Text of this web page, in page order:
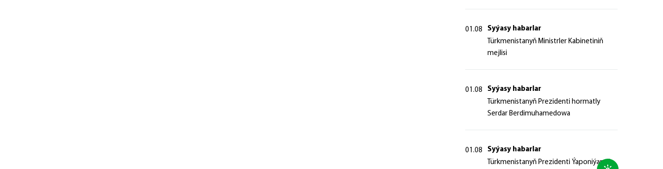
01.08
Syýasy habarlar
Türkmenistanyň Ministrler Kabinetiniň
mejlisi
01.08
Syýasy habarlar
Türkmenistanyň Prezidenti hormatly
Serdar Berdimuhamedowa
01.08
Syýasy habarlar
Türkmenistanyň Prezidenti Ýaponiýanyň